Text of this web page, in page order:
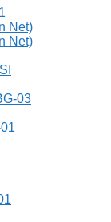
Net)
Net)
03